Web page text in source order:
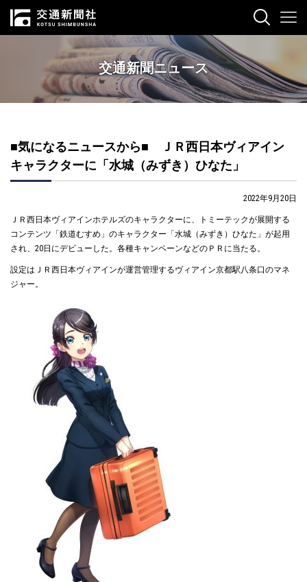
交通新聞ニュース
■気になるニュースから■ ＪＲ西日本ヴィアイン
キャラクターに「水城（みずき）ひなた」
2022年9月20日
ＪＲ西日本ヴィアインホテルズのキャラクターに、トミーテックが展開する
コンテンツ「鉄道むすめ」のキャラクター「水城（みずき）ひなた」が起用
され、20日にデビューした。各種キャンペーンなどのＰＲに当たる。
設定はＪＲ西日本ヴィアインが運営管理するヴィアイン京都駅八条口のマネ
ジャー。